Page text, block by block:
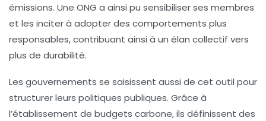
émissions. Une ONG a ainsi pu sensibiliser ses membres
et les inciter à adopter des comportements plus
responsables, contribuant ainsi à un élan collectif vers
plus de durabilité.
Les gouvernements se saisissent aussi de cet outil pour
structurer leurs politiques publiques. Grâce à
l’établissement de budgets carbone, ils définissent des